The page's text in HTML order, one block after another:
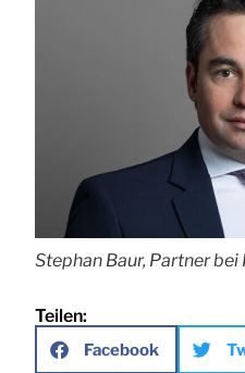
Stephan Baur, Partner bei
Teilen:
Facebook